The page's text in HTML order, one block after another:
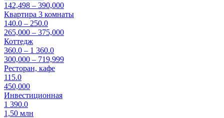
142,498 – 390,000
Квартира 3 комнаты
140.0 – 250.0
265,000 – 375,000
Коттедж
360.0 – 1 360.0
300,000 – 719,999
Ресторан, кафе
115.0
450,000
Инвестиционная
1 390.0
1,50 млн